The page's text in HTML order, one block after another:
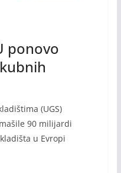
ponovo
(UGS)
90 milijardi
u Evropi